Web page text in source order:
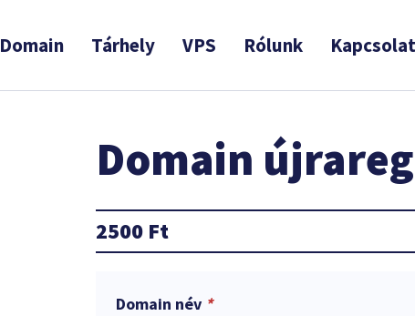
Domain Tárhely VPS Rólunk Kapcsolat
Domain
2500 Ft
Domain név *